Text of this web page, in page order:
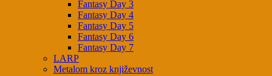
Fantasy Day 3
Fantasy Day 4
Fantasy Day 5
Fantasy Day 6
Fantasy Day 7
LARP
Metalom kroz književnost